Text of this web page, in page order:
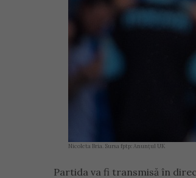
Nicoleta Bria. Sursa fptp: Anunțul UK
Partida va fi transmisă în